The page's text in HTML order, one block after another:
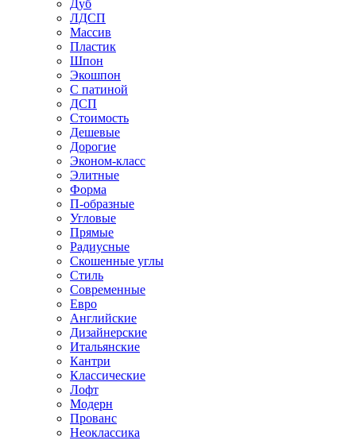
Дуб
ЛДСП
Массив
Пластик
Шпон
Экошпон
С патиной
ДСП
Стоимость
Дешевые
Дорогие
Эконом-класс
Элитные
Форма
П-образные
Угловые
Прямые
Радиусные
Скошенные углы
Стиль
Современные
Евро
Английские
Дизайнерские
Итальянские
Кантри
Классические
Лофт
Модерн
Прованс
Неоклассика